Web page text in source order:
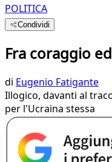
POLITICA
Condividi
Fra coraggio
di Eugenio Fatigante
Illogico, davanti al
per l'Ucraina stessa